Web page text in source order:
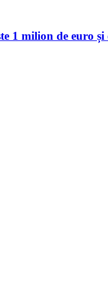
1 milion de euro